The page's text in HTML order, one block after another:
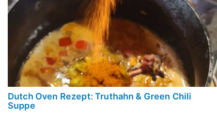
Dutch Oven Rezept: Truthahn & Green Chili
Suppe